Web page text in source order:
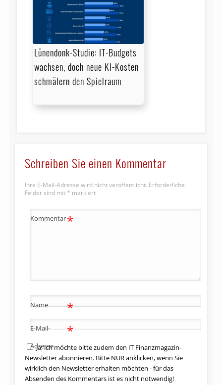
Lünendonk-Studie: IT-Budgets
wachsen, doch neue KI-Kosten
schmälern den Spielraum
Schreiben Sie einen Kommentar
Ihre E-Mail-Adresse wird nicht veröffentlicht. Erforderliche
Felder sind mit * markiert
Kommentar*
Name *
E-Mail-
Adresse
*
Ja, ich möchte bitte zudem den IT Finanzmagazin-
Newsletter abonnieren. Bitte NUR anklicken, wenn Sie
wirklich den Newsletter erhalten möchten - für das
Absenden des Kommentars ist es nicht notwendig!